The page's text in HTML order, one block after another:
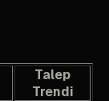
Talep
Trendi